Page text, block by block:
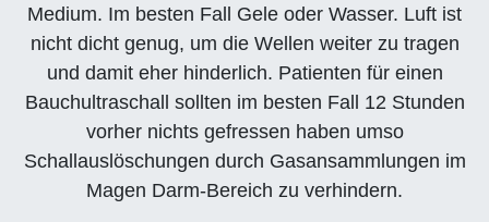
Medium. Im besten Fall Gele oder Wasser. Luft ist
nicht dicht genug, um die Wellen weiter zu tragen
und damit eher hinderlich. Patienten für einen
Bauchultraschall sollten im besten Fall 12 Stunden
vorher nichts gefressen haben umso
Schallauslöschungen durch Gasansammlungen im
Magen Darm-Bereich zu verhindern.